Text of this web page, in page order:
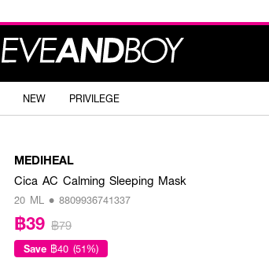
NEW PRIVILEGE
MEDIHEAL
Cica AC Calming Sleeping Mask
20 ML • 8809936741337
฿39 ฿79
Save ฿40 (51%)